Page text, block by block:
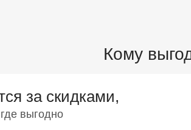
Кому
выгодно
за скидками,